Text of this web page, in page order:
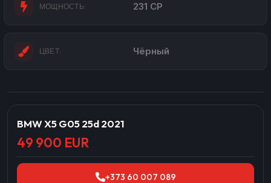
МОЩНОСТЬ: 231 CP
ЦВЕТ: Чёрный
BMW X5 G05 25d 2021
49 900 EUR
+373 60 007 089